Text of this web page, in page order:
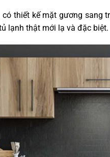
thiết kế mặt gương sang
lạnh thật mới lạ và đặc biệt.